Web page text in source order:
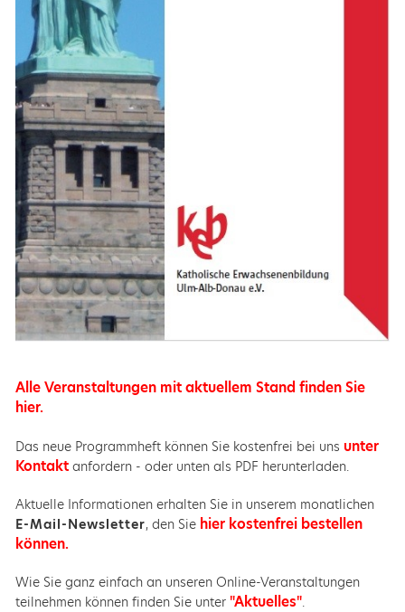
Alle Veranstaltungen mit aktuellem Stand finden Sie
hier.
Das neue Programmheft können Sie kostenfrei bei uns unter
Kontaktanfordern - oder unten als PDF herunterladen.
Aktuelle Informationen erhalten Sie in unserem monatlichen
E-Mail-Newsletter, den Sie hier kostenfrei bestellen
können.
Wie Sie ganz einfach an unseren Online-Veranstaltungen
teilnehmen können finden Sie unter "Aktuelles".